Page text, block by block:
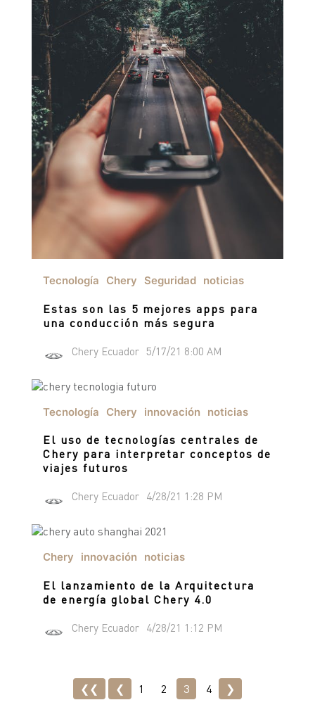
Tecnología Chery Seguridad noticias
Estas son las 5 mejores apps para
una conducción más segura
Chery Ecuador 5/17/21 8:00 AM
Tecnología Chery innovación noticias
El uso de tecnologías centrales de
Chery para interpretar conceptos de
viajes futuros
Chery Ecuador 4/28/21 1:28 PM
Chery innovación noticias
El lanzamiento de la Arquitectura
de energía global Chery 4.0
Chery Ecuador 4/28/21 1:12 PM
❮❮ ❮ 1 2 3 4 ❯